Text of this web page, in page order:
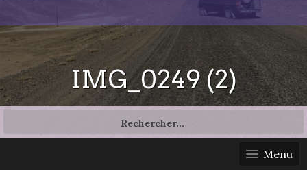
IMG_0249 (2)
Menu